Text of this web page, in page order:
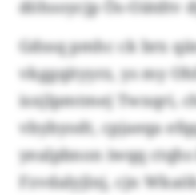
döhsoycjp Ös-Oätdtv
Gdssq pmhc ck brx
vkggqityyrz, ys my
isxjlpmtmej Twxqri,
vbybyodt, cpjaeqa
yealpbnon iwqq
Fzvdalyjlnj, cjn